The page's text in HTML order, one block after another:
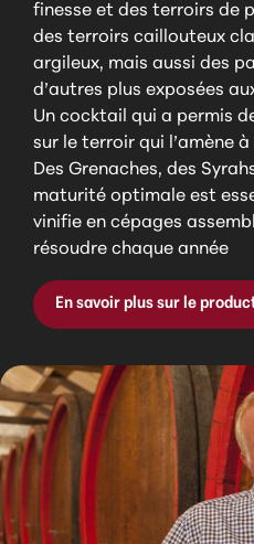
finesse et des terroirs de
des terroirs caillouteux
argileux, mais aussi des
d’autres plus exposées
Un cocktail qui a permis
sur le terroir qui l’amène
Des Grenaches, des
maturité optimale est
vinifie en cépages
résoudre chaque année
En savoir plus sur le